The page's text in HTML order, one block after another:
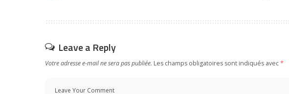
Leave a Reply
Votre adresse e-mail ne sera pas publiée. Les champs obligatoires sont indiqués avec*